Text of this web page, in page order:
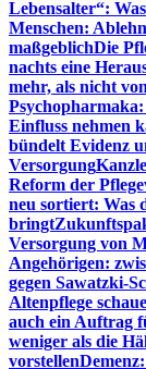
Lebensalter“:
Menschen:
maßgeblichDie
nachts eine
mehr, als nicht
Einfluss nehmen
bündelt Evidenz
Versorgung
Reform der
neu sortiert: Was
bringt
Versorgung von
Angehörigen:
gegen Sawatzki-
Altenpflege
auch ein Auftrag
weniger als die
vorstellen